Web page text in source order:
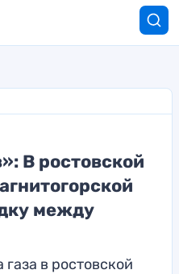
В ростовской
между
в ростовской